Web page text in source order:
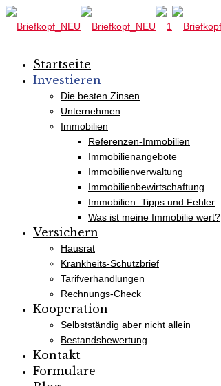
Startseite
Investieren
Die besten Zinsen
Unternehmen
Immobilien
Referenzen-Immobilien
Immobilienangebote
Immobilienverwaltung
Immobilienbewirtschaftung
Immobilien: Tipps und Fehler
Was ist meine Immobilie wert?
Versichern
Hausrat
Krankheits-Schutzbrief
Tarifverhandlungen
Rechnungs-Check
Kooperation
Selbstständig aber nicht allein
Bestandsbewertung
Kontakt
Formulare